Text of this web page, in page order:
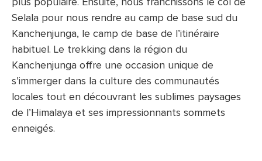
plus populaire. Ensuite, nous franchissons le col de
Selala pour nous rendre au camp de base sud du
Kanchenjunga, le camp de base de l’itinéraire
habituel. Le trekking dans la région du
Kanchenjunga offre une occasion unique de
s’immerger dans la culture des communautés
locales tout en découvrant les sublimes paysages
de l’Himalaya et ses impressionnants sommets
enneigés.